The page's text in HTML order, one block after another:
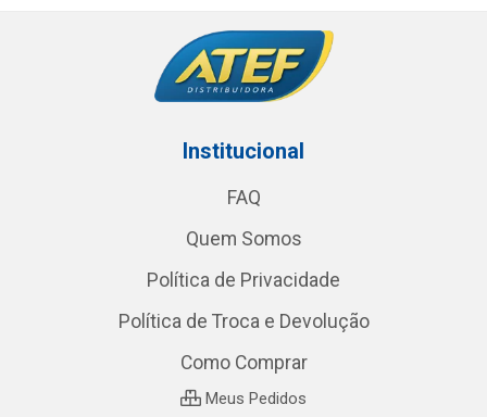
Institucional
FAQ
Quem Somos
Política de Privacidade
Política de Troca e Devolução
Como Comprar
Meus Pedidos